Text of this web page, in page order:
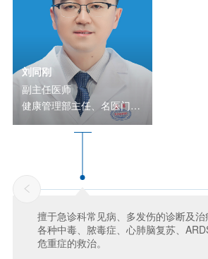
刘同刚
副主任医师
健康管理部主任、名医门诊
主任
擅于急诊科常见病、多发伤的诊断及
各种中毒、脓毒症、心肺脑复苏、
危重症的救治。